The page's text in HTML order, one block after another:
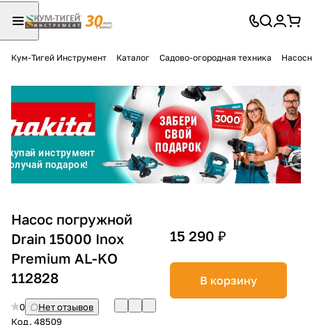
Кум-Тигей Инструмент Каталог Садово-огородная техника
Насос погружной
Drain 15000 Inox
Premium AL-KO
112828
0
Нет отзывов
Код. 48509
15 290 ₽
В корзину
Разбейте
оплатуна части
без переплат
График платежей
Сегодня
25%